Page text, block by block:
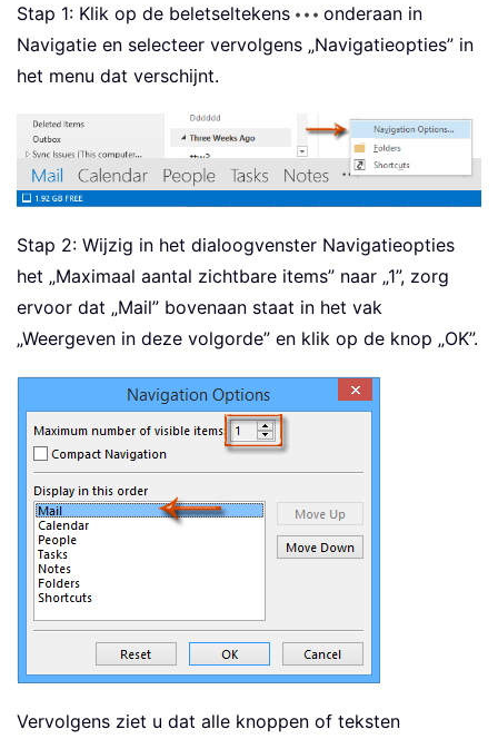
Stap 1: Klik op de beletseltekens
onderaan in
Navigatie en selecteer vervolgens „Navigatieopties” in
het menu dat verschijnt.
Stap 2: Wijzig in het dialoogvenster Navigatieopties
het „Maximaal aantal zichtbare items” naar „1”, zorg
ervoor dat „Mail” bovenaan staat in het vak
„Weergeven in deze volgorde” en klik op de knop „OK”.
Vervolgens ziet u dat alle knoppen of teksten